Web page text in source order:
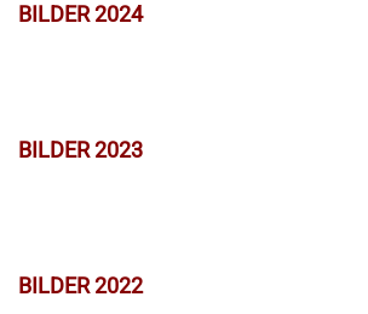
BILDER 2024
BILDER 2023
BILDER 2022